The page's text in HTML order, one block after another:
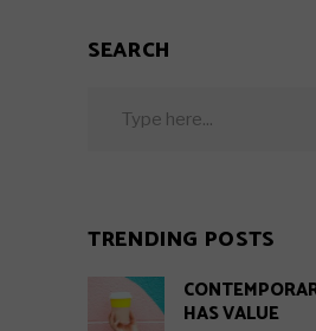
SEARCH
TRENDING POSTS
HAS VALUE